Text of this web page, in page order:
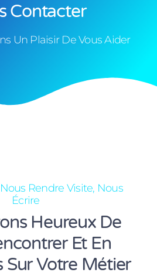
Contacter
Un Plaisir De Vous Aider
Rendre Visite, Nous
Écrire
Heureux De
Et En
Sur Votre Métier